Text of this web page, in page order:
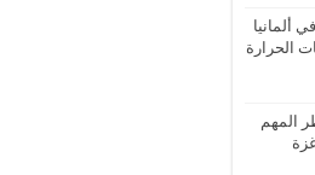
ألمانيا
الحرارة
المهم